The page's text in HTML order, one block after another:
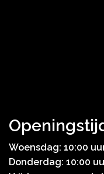
Woensdag: 10:00
Donderdag: 10:00